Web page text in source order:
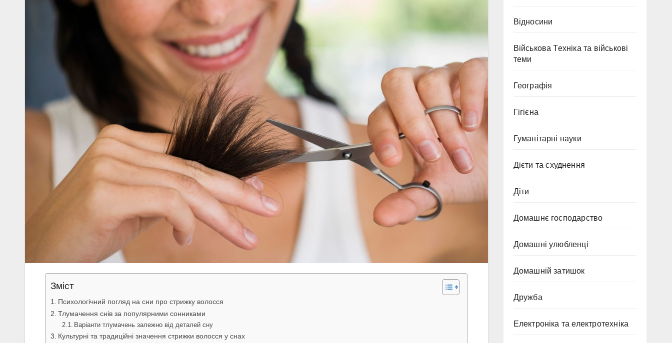
Зміст
Психологічний погляд на сни про стрижку волосся
Тлумачення снів за популярними сонниками
Варіанти тлумачень залежно від деталей сну
Культурні та традиційні значення стрижки волосся у снах
Відносини
Військова Техніка та військові
теми
Географія
Гігієна
Гуманітарні науки
Дієти та схуднення
Діти
Домашнє господарство
Домашні улюбленці
Домашній затишок
Дружба
Електроніка та електротехніка